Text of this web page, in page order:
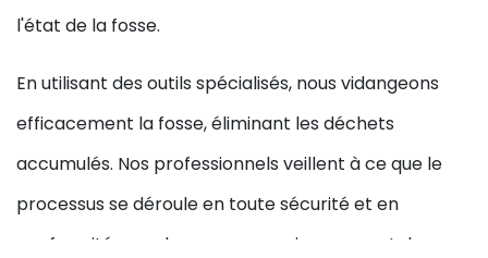
l'état de la fosse.
En utilisant des outils spécialisés, nous vidangeons
efficacement la fosse, éliminant les déchets
accumulés. Nos professionnels veillent à ce que le
processus se déroule en toute sécurité et en
conformité avec les normes environnementales.